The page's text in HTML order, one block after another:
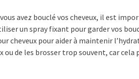
avez bouclé vos cheveux, il est
un spray fixant pour garder vos
cheveux pour aider à maintenir
ou de les brosser trop souvent, car cela